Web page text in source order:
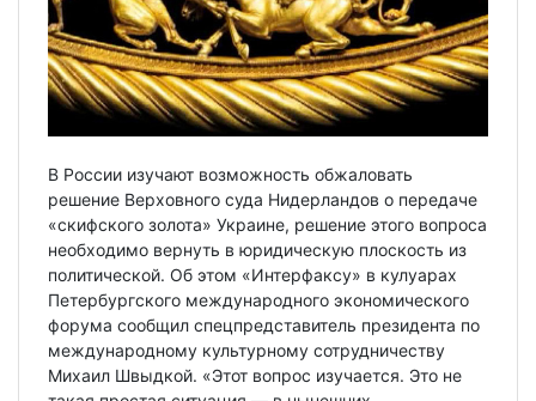
В России изучают возможность обжаловать
решение Верховного суда Нидерландов о передаче
«скифского золота» Украине, решение этого вопроса
необходимо вернуть в юридическую плоскость из
политической. Об этом «Интерфаксу» в кулуарах
Петербургского международного экономического
форума сообщил спецпредставитель президента по
международному культурному сотрудничеству
Михаил Швыдкой. «Этот вопрос изучается. Это не